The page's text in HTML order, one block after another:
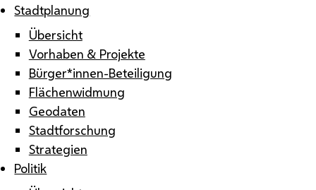
Stadtplanung
Übersicht
Vorhaben & Projekte
Bürger*innen-Beteiligung
Flächenwidmung
Geodaten
Stadtforschung
Strategien
Politik